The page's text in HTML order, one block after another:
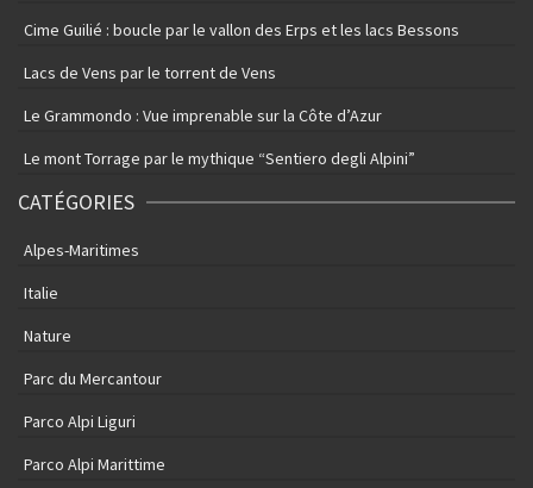
Cime Guilié : boucle par le vallon des Erps et les lacs Bessons
Lacs de Vens par le torrent de Vens
Le Grammondo : Vue imprenable sur la Côte d’Azur
Le mont Torrage par le mythique “Sentiero degli Alpini”
CATÉGORIES
Alpes-Maritimes
Italie
Nature
Parc du Mercantour
Parco Alpi Liguri
Parco Alpi Marittime